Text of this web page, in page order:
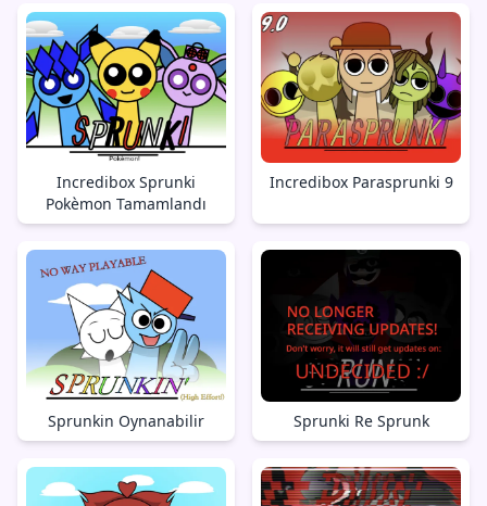
Incredibox Sprunki
Pokèmon Tamamlandı
Incredibox Parasprunki 9
Sprunkin Oynanabilir Sprunki Re Sprunk